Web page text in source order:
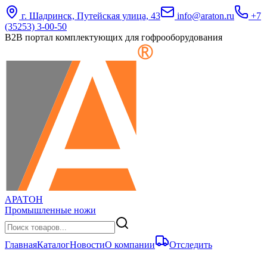
г. Шадринск, Путейская улица, 43 info@araton.ru
+7
(35253) 3-00-50
B2B портал комплектующих для гофрооборудования
АРАТОН
Промышленные ножи
ГлавнаяКаталогНовостиО компании Отследить